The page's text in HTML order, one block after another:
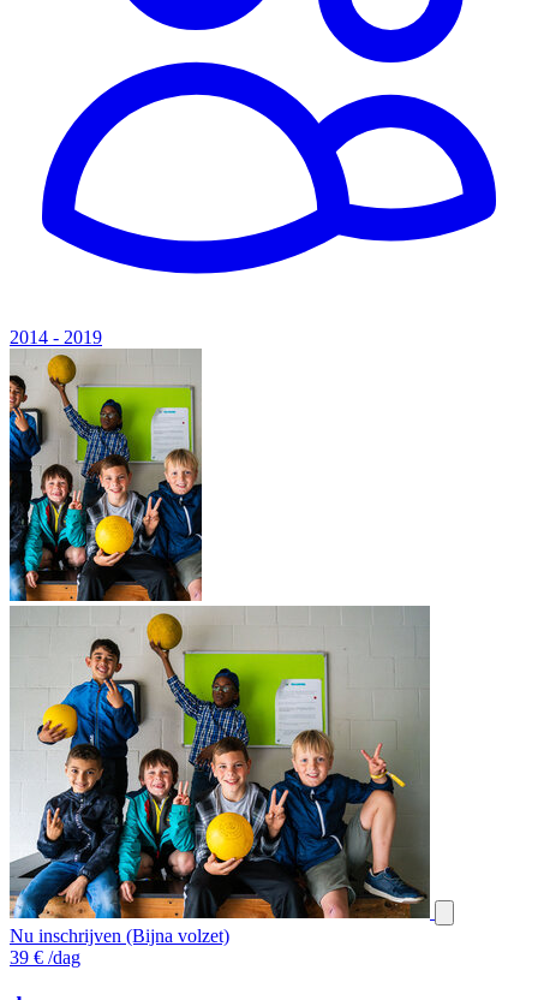
2014 - 2019
Nu inschrijven (Bijna volzet)
39 € /dag